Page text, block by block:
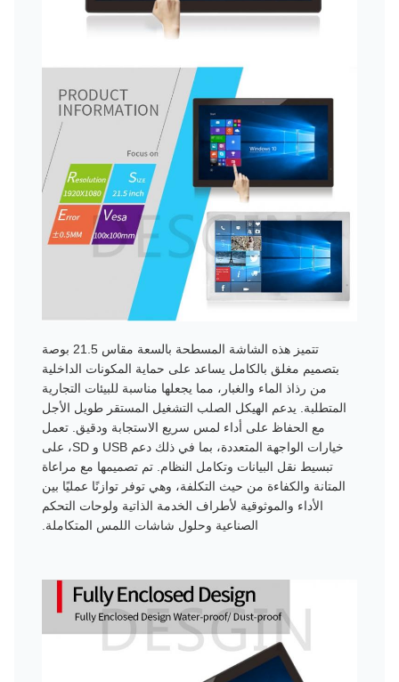
تتميز هذه الشاشة المسطحة بالسعة مقاس 21.5 بوصة
بتصميم مغلق بالكامل يساعد على حماية المكونات الداخلية
من رذاذ الماء والغبار، مما يجعلها مناسبة للبيئات التجارية
المتطلبة. يدعم الهيكل الصلب التشغيل المستقر طويل الأجل
مع الحفاظ على أداء لمس سريع الاستجابة ودقيق. تعمل
خيارات الواجهة المتعددة، بما في ذلك دعم USB و SD، على
تبسيط نقل البيانات وتكامل النظام. تم تصميمها مع مراعاة
المتانة والكفاءة من حيث التكلفة، وهي توفر توازنًا عمليًا بين
الأداء والموثوقية لأطراف الخدمة الذاتية ولوحات التحكم
الصناعية وحلول شاشات اللمس المتكاملة.